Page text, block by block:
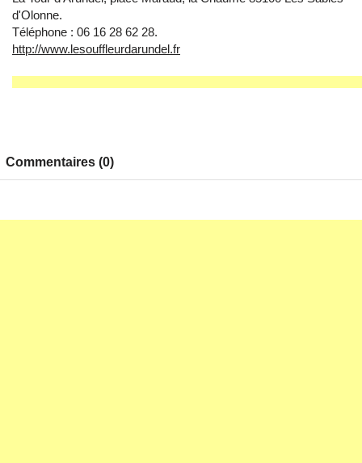
d'Olonne.
Téléphone : 06 16 28 62 28.
http://www.lesouffleurdarundel.fr
Commentaires (0)